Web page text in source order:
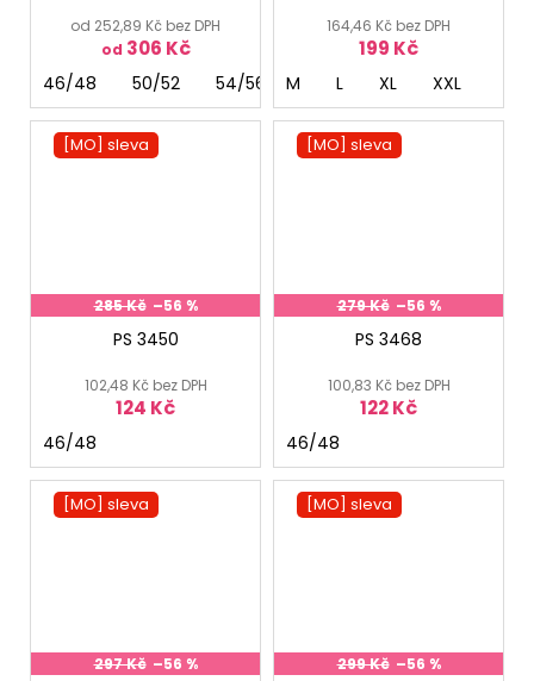
od 252,89 Kč bez DPH
od 306 Kč
46/48 50/52 54/56
164,46 Kč bez DPH
199 Kč
M L XL XXL
[MO] sleva
285 Kč –56 %
PS 3450
102,48 Kč bez DPH
124 Kč
46/48
[MO] sleva
279 Kč –56 %
PS 3468
100,83 Kč bez DPH
122 Kč
46/48
[MO] sleva
297 Kč –56 %
[MO] sleva
299 Kč –56 %